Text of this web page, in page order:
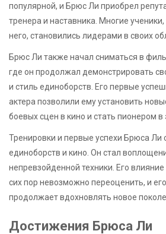
популярной, и Брюс Ли приобрел
тренера и наставника. Многие
него, становились лидерами в своих
Брюс Ли также начал сниматься в
где он продолжал демонстрировать
и стиль единоборств. Его первые
актера позволили ему установить
боевых сцен в кино и стать пионером в
Тренировки и первые успехи Брюса Ли
единоборств и кино. Он стал
непревзойденной техники. Его
сих пор невозможно переоценить, и
продолжает вдохновлять новое
Достижения Брюса Ли